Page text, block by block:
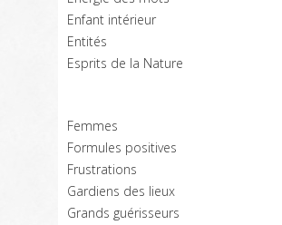
Enfant intérieur
Entités
Esprits de la Nature
Femmes
Formules positives
Frustrations
Gardiens des lieux
Grands guérisseurs